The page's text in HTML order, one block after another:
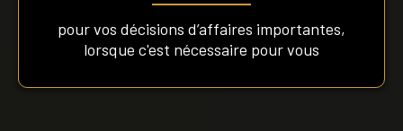
pour vos décisions d’affaires importantes,
lorsque c'est nécessaire pour vous